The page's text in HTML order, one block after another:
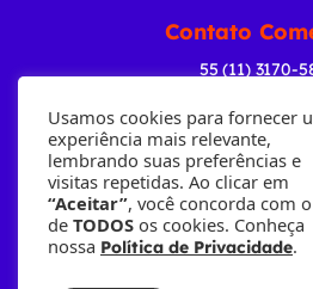
Contato
55 (11) 3170-
Baixe nosso
Usamos cookies para fornecer
experiência mais relevante,
lembrando suas preferências e
visitas repetidas. Ao clicar em
“Aceitar”, você concorda com
de TODOS os cookies. Conheça
nossa Política de Privacidade.